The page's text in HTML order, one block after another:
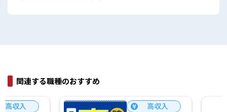
関連する職種のおすすめ
高収入